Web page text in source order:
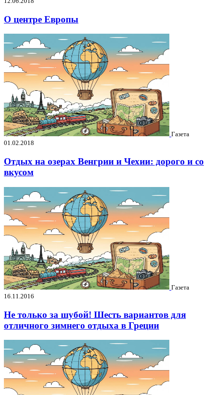
О центре Европы
Газета
01.02.2018
Отдых на озерах Венгрии и Чехии: дорого и со
вкусом
Газета
16.11.2016
Не только за шубой! Шесть вариантов для
отличного зимнего отдыха в Греции